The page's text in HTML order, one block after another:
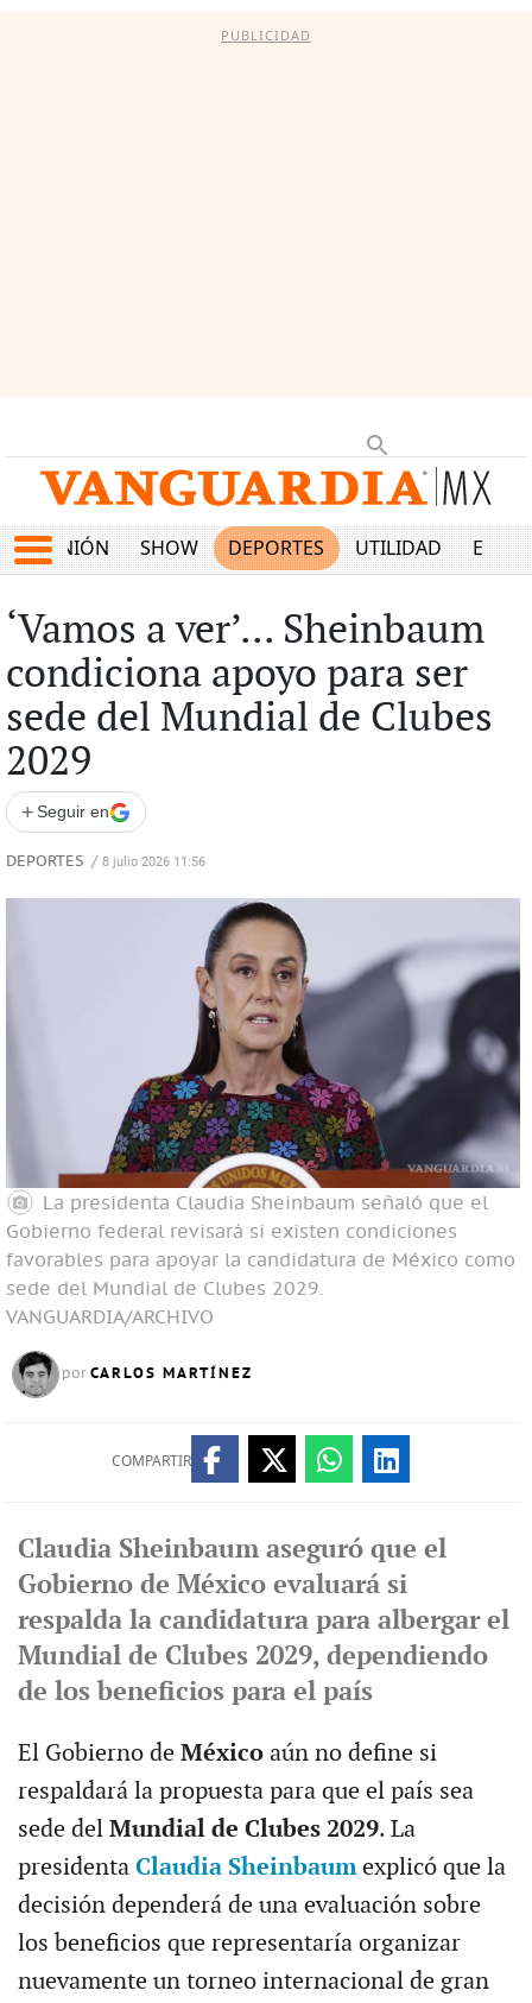
PUBLICIDAD
OPINIÓN SHOW DEPORTES UTILIDAD
‘Vamos a ver’... Sheinbaum
condiciona apoyo para ser
sede del Mundial de Clubes
2029
+ Seguir en
DEPORTES / 8 julio 2026 11:56
La presidenta Claudia Sheinbaum señaló que el
Gobierno federal revisará si existen condiciones
favorables para apoyar la candidatura de México como
sede del Mundial de Clubes 2029.
VANGUARDIA/ARCHIVO
por CARLOS MARTÍNEZ
COMPARTIR
Claudia Sheinbaum aseguró que el
Gobierno de México evaluará si
respalda la candidatura para albergar el
Mundial de Clubes 2029, dependiendo
de los beneficios para el país
El Gobierno de Méxicoaún no define si
respaldará la propuesta para que el país sea
sede del Mundial de Clubes 2029. La
presidenta Claudia Sheinbaumexplicó que la
decisión dependerá de una evaluación sobre
los beneficios que representaría organizar
nuevamente un torneo internacional de gran